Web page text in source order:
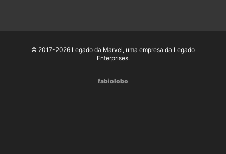
© 2017-2026 Legado da Marvel, uma empresa da Legado
Enterprises.
fabiolobo